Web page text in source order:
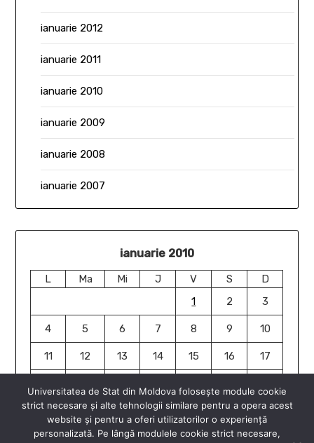
ianuarie 2012
ianuarie 2011
ianuarie 2010
ianuarie 2009
ianuarie 2008
ianuarie 2007
ianuarie 2010
L Ma Mi J V S
D
1
2 3
4 5 6 7 8 9 10
11 12 13 14 15 16 17
25 26 27 28 29 30
31
« ian.
ian. »
Universitatea de Stat din Moldova folosește module cookie
strict necesare și alte tehnologii similare pentru a opera acest
website și pentru a oferi utilizatorilor o experiență
personalizată. Pe lângă modulele cookie strict necesare,